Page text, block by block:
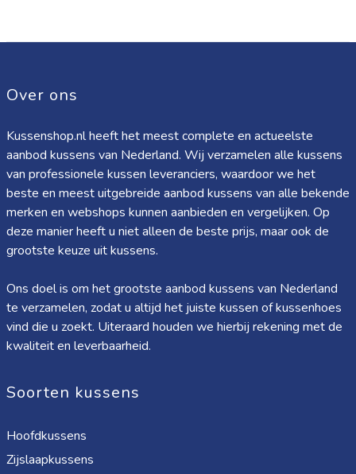
Over ons
Kussenshop.nl heeft het meest complete en actueelste
aanbod kussens van Nederland. Wij verzamelen alle kussens
van professionele kussen leveranciers, waardoor we het
beste en meest uitgebreide aanbod kussens van alle bekende
merken en webshops kunnen aanbieden en vergelijken. Op
deze manier heeft u niet alleen de beste prijs, maar ook de
grootste keuze uit kussens.
Ons doel is om het grootste aanbod kussens van Nederland
te verzamelen, zodat u altijd het juiste kussen of kussenhoes
vind die u zoekt. Uiteraard houden we hierbij rekening met de
kwaliteit en leverbaarheid.
Soorten kussens
Hoofdkussens
Zijslaapkussens